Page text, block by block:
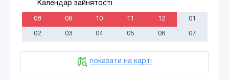
Календар зайнятості
08 09 10 11 12 01
02 03 04 05 06 07
показати на карті